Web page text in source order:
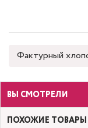
Фактурный
ВЫ СМОТРЕЛИ
ПОХОЖИЕ ТОВАРЫ